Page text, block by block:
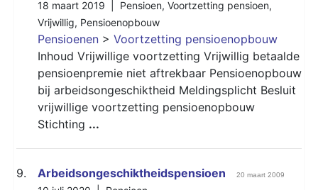
18 maart 2019 | Pensioen, Voortzetting pensioen,
Vrijwillig, Pensioenopbouw
Pensioenen > Voortzetting pensioenopbouw
Inhoud Vrijwillige voortzetting Vrijwillig betaalde
pensioenpremie niet aftrekbaar Pensioenopbouw
bij arbeidsongeschiktheid Meldingsplicht Besluit
vrijwillige voortzetting pensioenopbouw
Stichting ...
9. Arbeidsongeschiktheidspensioen 20 maart 2009